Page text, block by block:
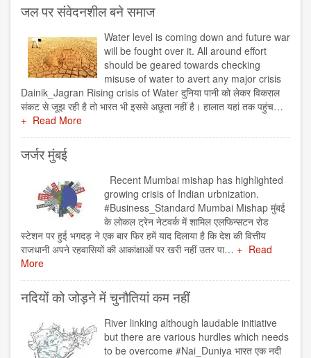
जल पर संवेदनशील बने समाज
Water level is coming down and future war
will be fought over it. All around effort
should be geared towards checking
misuse of water to avert any major crisis
Dainik_Jagran Rising crisis of Water दुनिया पानी को लेकर विकराल
संकट से जूझ रही है तो भारत भी इससे अछूता नहीं है। हालात यहां तक पहुंच…
Read More
जर्जर मुंबई
Recent Mumbai mishap has highlighted
growing crisis of Indian urbnization.
#Business_Standard Mumbai Mishap मुंबई
के लोकल ट्रेन नेटवर्क में शामिल एलफिन्सटन रोड
स्टेशन पर हुई भगदड़ ने एक बार फिर हमें याद दिलाया है कि देश की वित्तीय
राजधानी अपने रहवासियों की आकांक्षाओं पर खरी नहीं उतर पा…
Read
More
नदियों को जोड़ने में चुनौतियां कम नहीं
River linking although laudable initiative
but there are various hurdles which needs
to be overcome #Nai_Duniya भारत एक नदी